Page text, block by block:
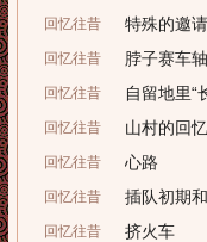
回忆往昔 特殊的邀请
回忆往昔 脖子赛车轴
回忆往昔 自留地里“
回忆往昔 山村的回忆
回忆往昔 心路
回忆往昔 插队初期
回忆往昔 挤火车